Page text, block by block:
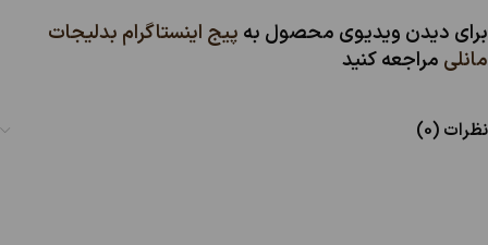
برای دیدن ویدیوی محصول به پیج اینستاگرام بدلیجات
مانلی مراجعه کنید
نظرات (0)